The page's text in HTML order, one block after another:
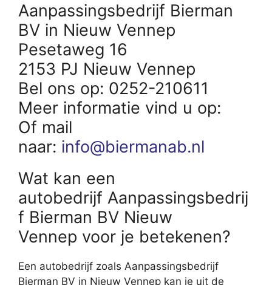
Aanpassingsbedrijf Bierman
BV in Nieuw Vennep
Pesetaweg 16
2153 PJ Nieuw Vennep
Bel ons op: 0252-210611
Meer informatie vind u op:
Of mail
naar: info@biermanab.nl
Wat kan een
autobedrijf Aanpassingsbedrij
f Bierman BV Nieuw
Vennep voor je betekenen?
Een autobedrijf zoals Aanpassingsbedrijf
Bierman BV in Nieuw Vennep kan je uit de